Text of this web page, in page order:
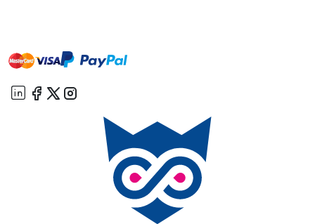
mastervisa paypal